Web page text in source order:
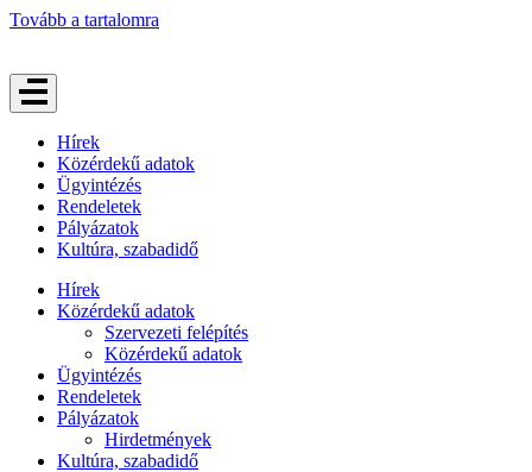
Tovább a tartalomra
Hírek
Közérdekű adatok
Ügyintézés
Rendeletek
Pályázatok
Kultúra, szabadidő
Hírek
Közérdekű adatok
Szervezeti felépítés
Közérdekű adatok
Ügyintézés
Rendeletek
Pályázatok
Hirdetmények
Kultúra, szabadidő